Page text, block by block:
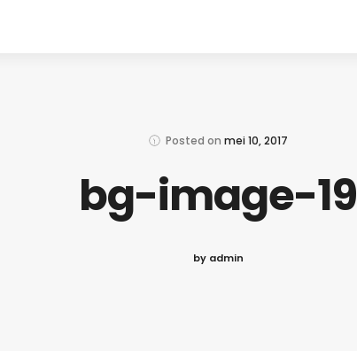
Posted on mei 10, 2017
bg-image-19
by admin